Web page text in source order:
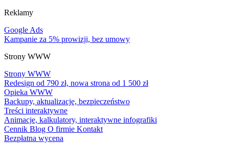
Reklamy
Google Ads
Kampanie za 5% prowizji, bez umowy
Strony WWW
Strony WWW
Redesign od 790 zł, nowa strona od 1 500 zł
Opieka WWW
Backupy, aktualizacje, bezpieczeństwo
Treści interaktywne
Animacje, kalkulatory, interaktywne infografiki
Cennik Blog O firmie Kontakt
Bezpłatna wycena